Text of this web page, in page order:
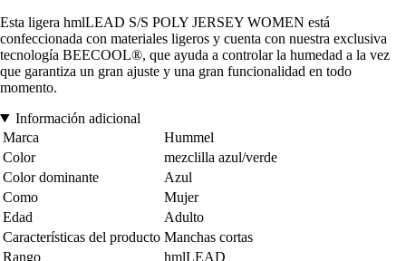
Esta ligera hmlLEAD S/S POLY JERSEY WOMEN está
confeccionada con materiales ligeros y cuenta con nuestra exclusiva
tecnología BEECOOL®, que ayuda a controlar la humedad a la vez
que garantiza un gran ajuste y una gran funcionalidad en todo
momento.
Información adicional
Marca
Hummel
Color
mezclilla azul/verde
Color dominante
Azul
Como
Mujer
Edad
Adulto
Características del producto Manchas cortas
Rango
hmlLEAD